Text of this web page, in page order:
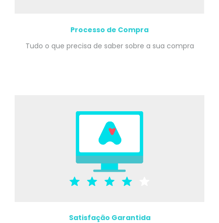
Processo de Compra
Tudo o que precisa de saber sobre a sua compra
Satisfação Garantida